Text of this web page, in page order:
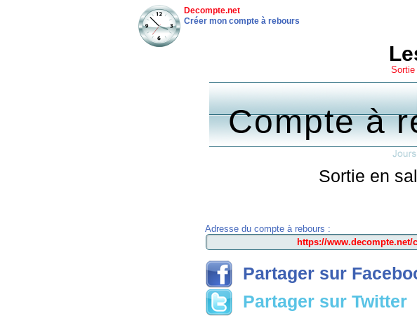
Decompte.net
Créer mon compte à rebours
Sortie
Compte à
Sortie en
Adresse du compte à rebours :
Partager sur
Partager sur Twitter